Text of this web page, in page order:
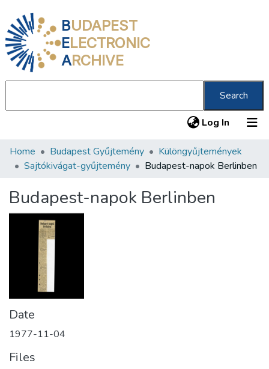
BUDAPEST
ELECTRONIC
ARCHIVE
Search
Log In (current)
Communities & Collections
Statistics
About us
Home Budapest Gyűjtemény
Különgyűjtemények
Sajtókivágat-gyűjtemény
Budapest-napok Berlinben
Budapest-napok Berlinben
Date
1977-11-04
Files